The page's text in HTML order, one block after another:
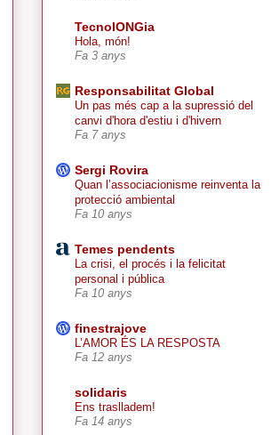
TecnolONGia
Hola, món!
Fa 3 anys
Responsabilitat Global
Un pas més cap a la supressió del
canvi d'hora d'estiu i d'hivern
Fa 7 anys
Sergi Rovira
Quan l’associacionisme reinventa la
protecció ambiental
Fa 10 anys
Temes pendents
La crisi, el procés i la felicitat
personal i pública
Fa 10 anys
finestrajove
L’AMOR ÉS LA RESPOSTA
Fa 12 anys
solidaris
Ens traslladem!
Fa 14 anys